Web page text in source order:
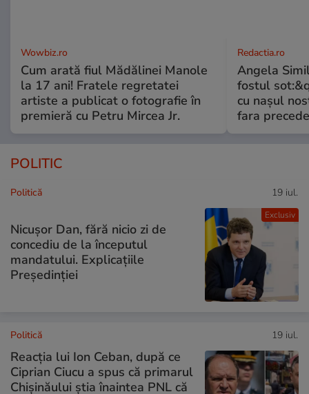
Wowbiz.ro
Cum arată fiul Mădălinei Manole
la 17 ani! Fratele regretatei
artiste a publicat o fotografie în
premieră cu Petru Mircea Jr.
Redactia.ro
Angela
fostul
cu nașul
fara
POLITIC
Exclusiv
Politică 19 iul.
Nicușor Dan, fără nicio zi de
concediu de la începutul
mandatului. Explicațiile
Președinției
Politică 19 iul.
Reacția lui Ion Ceban, după ce
Ciprian Ciucu a spus că primarul
Chișinăului știa înaintea PNL că